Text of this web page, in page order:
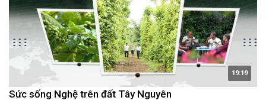
19:19
Sức sống Nghệ trên đất Tây Nguyên